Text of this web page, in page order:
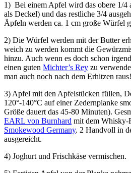
1) Bei einem Apfel wird das obere 1/4
als Deckel) und das restliche 3/4
Äpfeln werden ca. 1 cm große Würfel
2) Die Würfel werden mit der Butter
weich zu werden kommt die
hinzu. Auch wenn es doch schon
einen guten Michter’s Rey zu
man auch noch nach dem Erhitzen raus!
3) Apfel mit den Apfelstücken füllen,
120°-140°C auf einer Zedernplanke
Größe dauert das 45-80 Minuten).
EARL von Burnhard mit dem Whisky-
Smokewood Germany. 2 Handvoll in
ausgereicht.
4) Joghurt und Frischkäse vermischen.